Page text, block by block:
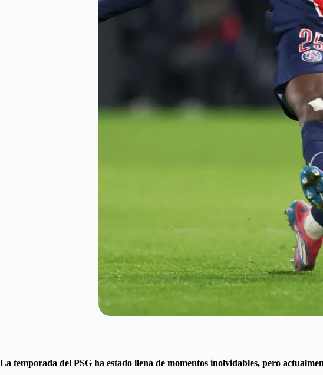
La temporada del PSG ha estado llena de momentos inolvidables, pero